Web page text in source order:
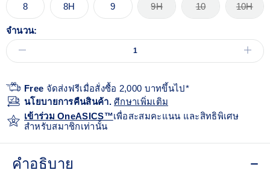
8 8H 9 9H 10 10H
จำนวน:
Free จัดส่งฟรีเมื่อสั่งซื้อ 2,000 บาทขึ้นไป*
นโยบายการคืนสินค้า.ศีกษาเพิ่มเติม
เข้าร่วม OneASICS™เพื่อสะสมคะแนน และสิทธิพิเศษ
สำหรับสมาชิกเท่านั้น
คำอธิบาย